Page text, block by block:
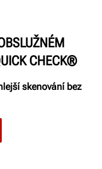
CHECK®
skenování bez